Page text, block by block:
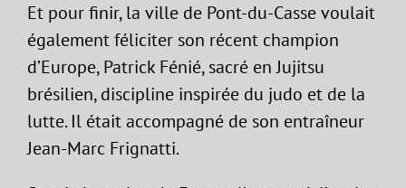
Et pour finir, la ville de Pont-du-Casse voulait
également féliciter son récent champion
d’Europe, Patrick Fénié, sacré en Jujitsu
brésilien, discipline inspirée du judo et de la
lutte. Il était accompagné de son entraîneur
Jean-Marc Frignatti.